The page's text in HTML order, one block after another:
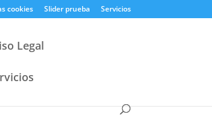
cookies Slider prueba Servicios
Legal